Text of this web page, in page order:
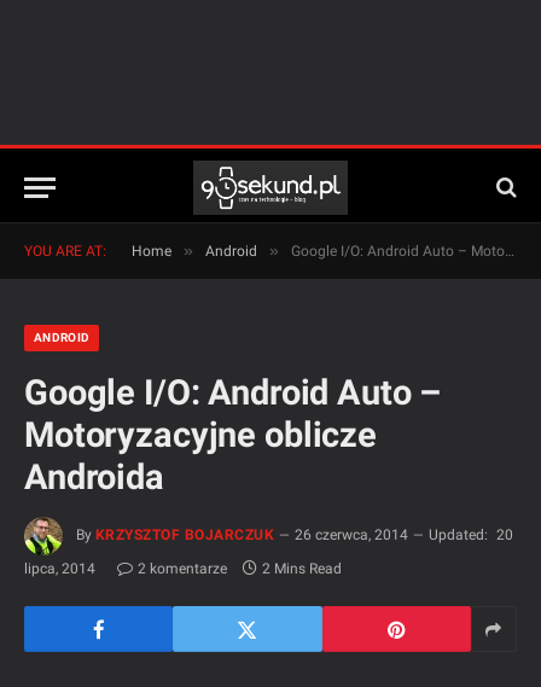
YOU ARE AT: Home » Android » Google I/O: Android Auto – Motoryzacyjne oblicze Androida
ANDROID
Google I/O: Android Auto –
Motoryzacyjne oblicze
Androida
By KRZYSZTOF BOJARCZUK 26 czerwca, 2014 Updated: 20
lipca, 2014
2 komentarze 2 Mins Read